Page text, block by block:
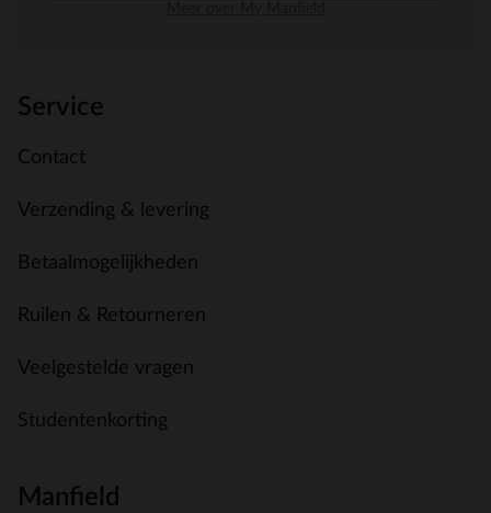
Service
Contact
Verzending & levering
Betaalmogelijkheden
Ruilen & Retourneren
Veelgestelde vragen
Studentenkorting
Manfield